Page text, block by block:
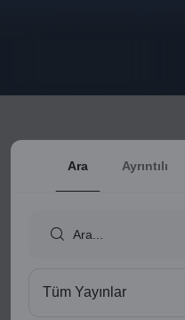
Ara Ayrıntılı
Tüm Yayınlar